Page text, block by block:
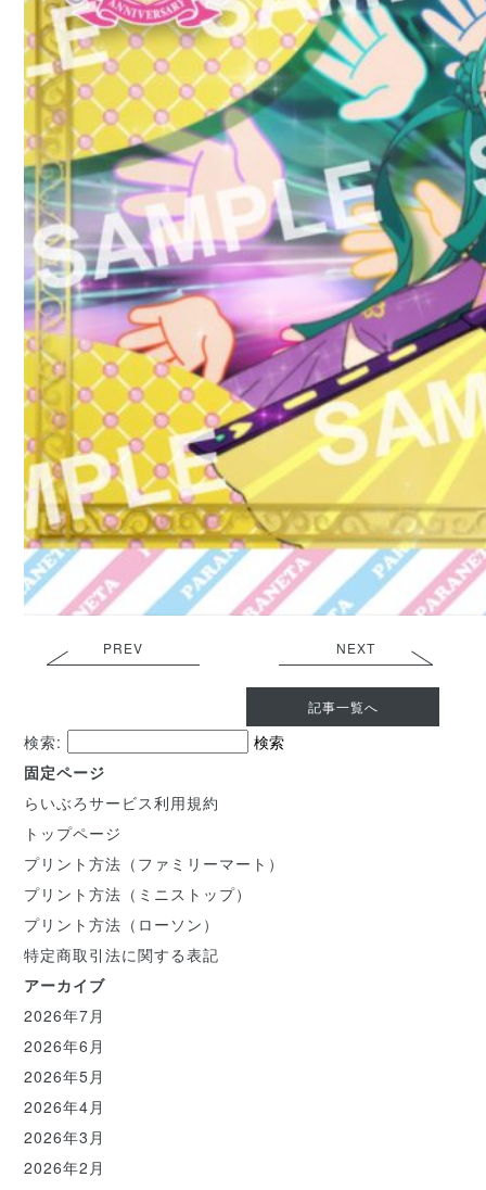
PREV NEXT
記事一覧へ
検索:
固定ページ
らいぶろサービス利用規約
トップページ
プリント方法（ファミリーマート）
プリント方法（ミニストップ）
プリント方法（ローソン）
特定商取引法に関する表記
アーカイブ
2026年7月
2026年6月
2026年5月
2026年4月
2026年3月
2026年2月